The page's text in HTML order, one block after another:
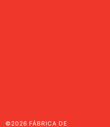
©2026 FÁBRICA DE